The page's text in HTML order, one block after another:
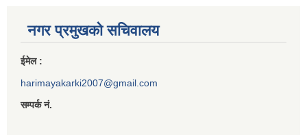
नगर प्रमुखको सचिवालय
ईमेल :
harimayakarki2007@gmail.com
सम्पर्क नं.